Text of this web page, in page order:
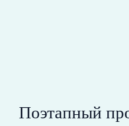
Поэтапный